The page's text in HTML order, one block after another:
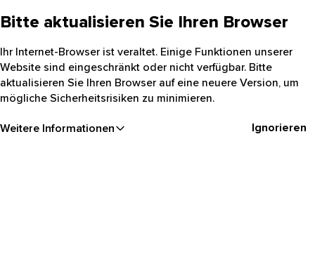
Bitte aktualisieren Sie Ihren Browser
Ihr Internet-Browser ist veraltet. Einige Funktionen unserer
Website sind eingeschränkt oder nicht verfügbar. Bitte
aktualisieren Sie Ihren Browser auf eine neuere Version, um
mögliche Sicherheitsrisiken zu minimieren.
Weitere Informationen Ignorieren